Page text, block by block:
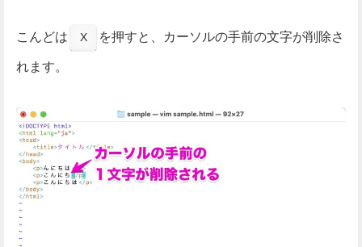
こんどは X
を押すと、カーソルの手前の文字が削除さ
れます。